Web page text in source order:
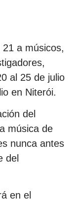
a músicos,
al 25 de julio
en Niterói.
del
música de
nunca antes
del
en el